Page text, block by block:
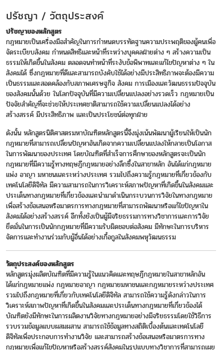
ปรัชญา / วัตถุประสงค์
ปรัชญาของหลักสูตร
กฎหมายเป็นเครื่องมือสำคัญในการกำหนดบรรทัดฐานความประพฤติของผู้คนเพื่อ
จัดระเบียบสังคม กำหนดสิทธิและหน้าที่ระหว่างบุคคลฝ่ายต่าง ๆ สร้างความเป็น
ธรรมให้เกิดขึ้นในสังคม ตลอดจนทำหน้าที่ระงับข้อพิพาทและแก้ไขปัญหาต่าง ๆ ใน
สังคมได้ ซึ่งกฎหมายที่ดีและสามารถบังคับใช้ได้อย่างมีประสิทธิภาพจะต้องมีความ
เป็นธรรมและสอดคล้องกับสภาพเศรษฐกิจ สังคม การเมืองและวัฒนธรรมปัจจุบัน
ของสังคมนั้นด้วย ในโลกปัจจุบันที่มีความเปลี่ยนแปลงอย่างรวดเร็ว กฎหมายเป็น
ปัจจัยสำคัญที่จะช่วยให้ประเทศชาติสามารถใช้ความเปลี่ยนแปลงได้อย่าง
สร้างสรรค์ มีประสิทธิภาพ และเป็นประโยชน์ต่อทุกฝ่าย
ดังนั้น หลักสูตรนิติศาสตรมหาบัณฑิตหลักสูตรนี้จึงมุ่งเน้นพัฒนาผู้เรียนให้เป็นนัก
กฎหมายที่สามารถเปลี่ยนปัญหาอันเกิดจากความเปลี่ยนแปลงให้กลายเป็นโอกาส
ในการพัฒนาของประเทศ โดยบัณฑิตที่สำเร็จการศึกษาของหลักสูตรจะเป็นนัก
กฎหมายที่มีความรู้ทางทฤษฎีกฎหมายอย่างลึกซึ้งในสาขาหลัก อันได้แก่กฎหมาย
แพ่ง อาญา มหาชนและระหว่างประเทศ รวมไปถึงความรู้กฎหมายที่เกี่ยวข้องกับ
เทคโนโลยีดิจิทัล มีความสามารถในการวิเคราะห์สภาพปัญหาที่เกิดขึ้นในสังคมและ
ประเด็นทางกฎหมายที่เกี่ยวข้องและนำมาดำเนินกระบวนการวิจัยในทางกฎหมาย
เพื่อสร้างข้อเสนอหรือมาตรการทางกฎหมายที่สามารถพัฒนาหรือแก้ไขปัญหาใน
สังคมได้อย่างสร้างสรรค์ อีกทั้งยังเป็นผู้มีจริยธรรมการทางวิชาการและการวิจัย
ยึดมั่นในการเป็นนักกฎหมายที่มีความรับผิดชอบต่อสังคม มีทักษะในการบริหาร
จัดการและทำงานร่วมกับผู้อื่นได้อย่างเกื้อกูลในสังคมพหุวัฒนธรรม
วัตถุประสงค์ของหลักสูตร
หลักสูตรมุ่งผลิตบัณฑิตที่มีความรู้ในแนวคิดและทฤษฎีกฎหมายในสาขาหลักอัน
ได้แก่กฎหมายแพ่ง กฎหมายอาญา กฎหมายมหาชนและกฎหมายระหว่างประเทศ
รวมไปถึงกฎหมายที่เกี่ยวกับเทคโนโลยีดิจิทัล สามารถใช้ความรู้ดังกล่าวในการ
วิเคราะห์สภาพปัญหาที่เกิดขึ้นในสังคมและประเด็นทางกฎหมายที่เกี่ยวข้องได้
บัณฑิตยังมีทักษะในการผลิตงานวิจัยทางกฎหมายอย่างมีจริยธรรมโดยใช้วิธีการ
รวบรวมข้อมูลแบบผสมผสาน สามารถใช้ข้อมูลทางสถิติเบื้องต้นและเทคโนโลยี
ดิจิทัลเพื่อประกอบการทำงานวิจัย และสามารถสร้างข้อเสนอหรือมาตรการทาง
กฎหมายเพื่อแก้ไขปัญหาหรือสร้างสรรค์สังคมในรูปแบบทางวิชาการที่สามารถเผย